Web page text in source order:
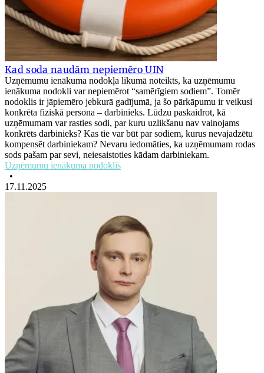
Kad soda naudām nepiemēro UIN
Uzņēmumu ienākuma nodokļa likumā noteikts, ka uzņēmumu
ienākuma nodokli var nepiemērot “samērīgiem sodiem”. Tomēr
nodoklis ir jāpiemēro jebkurā gadījumā, ja šo pārkāpumu ir veikusi
konkrēta fiziskā persona – darbinieks. Lūdzu paskaidrot, kā
uzņēmumam var rasties sodi, par kuru uzlikšanu nav vainojams
konkrēts darbinieks? Kas tie var būt par sodiem, kurus nevajadzētu
kompensēt darbiniekam? Nevaru iedomāties, ka uzņēmumam rodas
sods pašam par sevi, neiesaistoties kādam darbiniekam.
Uzņēmumu ienākuma nodoklis
•
17.11.2025